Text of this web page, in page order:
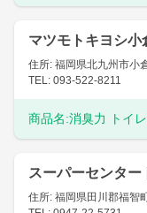
マツモトキヨシ小
住所: 福岡県北九州市小
TEL: 093-522-8211
商品名:消臭力 トイ
スーパーセンタ
住所: 福岡県田川郡福智